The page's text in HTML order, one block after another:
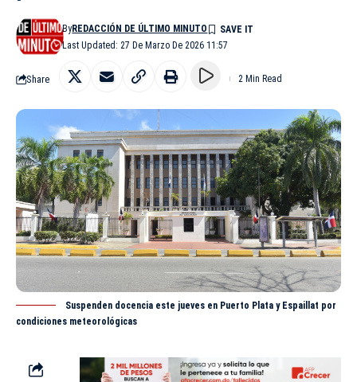
Last Updated: 27 De Marzo De 2026 11:57
ByREDACCIÓN DE ÚLTIMO MINUTO
Share 2 Min Read
Suspenden docencia este jueves en Puerto Plata y Espaillat por
condiciones meteorológicas